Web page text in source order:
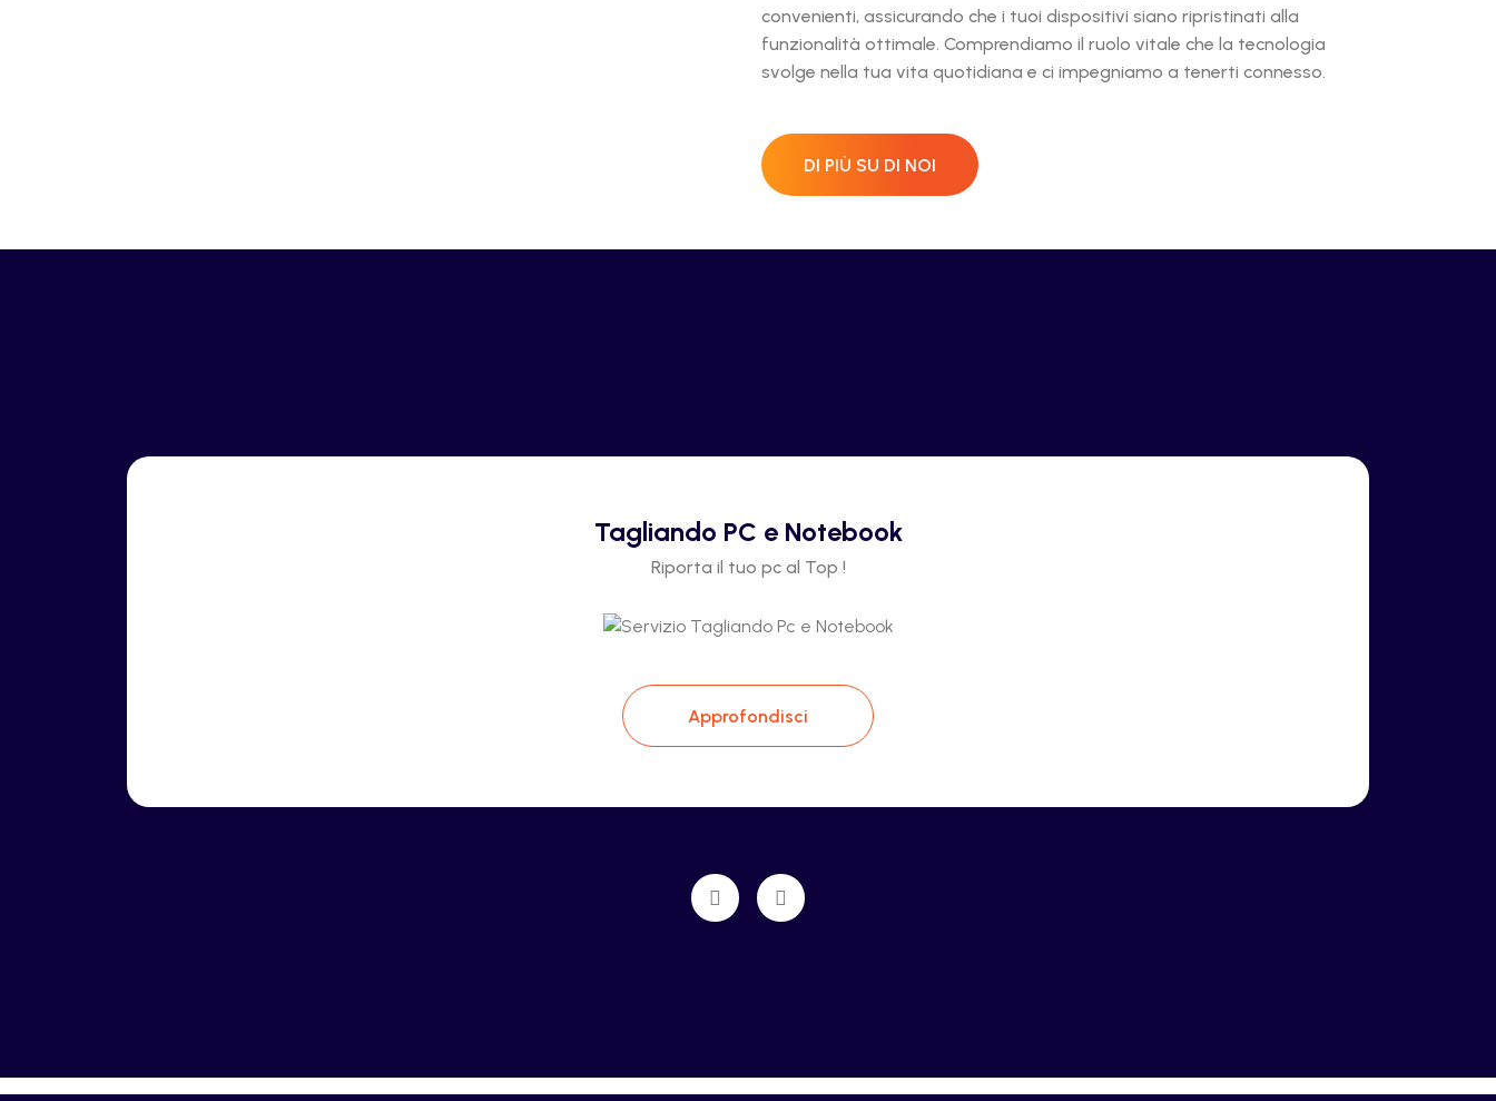
convenienti, assicurando che i tuoi dispositivi siano ripristinati alla
funzionalità ottimale. Comprendiamo il ruolo vitale che la tecnologia
svolge nella tua vita quotidiana e ci impegniamo a tenerti connesso.
DI PIÙ SU DI NOI
Tagliando PC e Notebook
Riporta il tuo pc al Top !
Approfondisci